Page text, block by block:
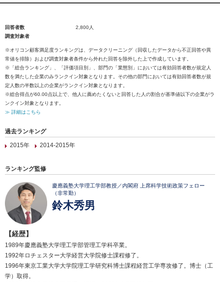
回答者数
2,800人
調査対象者
※オリコン顧客満足度ランキングは、データクリーニング（回収したデータから不正回答や異
常値を排除）および調査対象者条件から外れた回答を除外した上で作成しています。
※「総合ランキング」、「評価項目別」、部門の「業態別」においては有効回答者数が規定人
数を満たした企業のみランクイン対象となります。その他の部門においては有効回答者数が規
定人数の半数以上の企業がランクイン対象となります。
※総合得点が60.00点以上で、他人に薦めたくないと回答した人の割合が基準値以下の企業がラ
ンクイン対象となります。
≫ 詳細はこちら
過去ランキング
2015年
2014-2015年
ランキング監修
慶應義塾大学理工学部教授／内閣府 上席科学技術政策フェロー
（非常勤）
鈴木秀男
【経歴】
1989年慶應義塾大学理工学部管理工学科卒業。
1992年ロチェスター大学経営大学院修士課程修了。
1996年東京工業大学大学院理工学研究科博士課程経営工学専攻修了。博士（工
学）取得。